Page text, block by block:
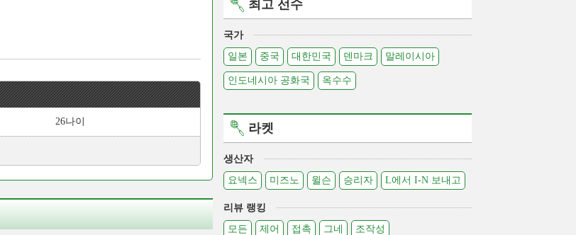
26나이
최고 선수
국가
일본
중국 대한민국 덴마크 말레이시아
인도네시아 공화국 옥수수
라켓
생산자
요넥스
미즈노 윌슨 승리자 L에서 I-N 보내고
리뷰 랭킹
모든
제어 접촉 그네 조작성